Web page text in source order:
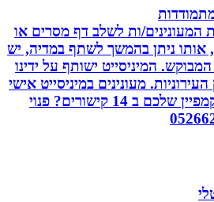
ות לשלב דף מסרים או
ניתן בהמשך לשתף במדיה, יש
המיניסייט ישותף על ידינו
מעונינים במיניסייט אישי
שיחשוף את כל הקמפיין שלכם ב 14 קישורים? פנוי